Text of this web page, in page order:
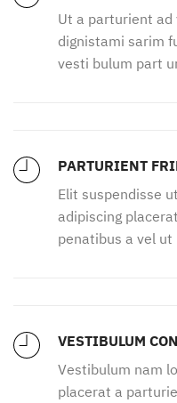
Ut a parturient
dignistami sarim
vesti bulum part
PARTURIENT
Elit suspendisse
adipiscing
penatibus a vel
VESTIBULUM
Vestibulum nam
placerat a